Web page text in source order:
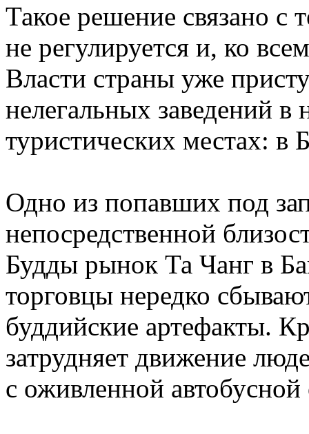
Такое решение связано с
не регулируется и, ко
Власти страны уже
нелегальных заведений
туристических местах: в
Одно из попавших под
непосредственной
Будды рынок Та Чанг в
торговцы нередко
буддийские артефакты.
затрудняет движение
с оживленной автобусной